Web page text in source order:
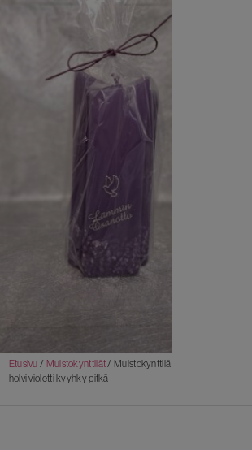
Etusivu / Muistokynttilät/ Muistokynttilä
holvi violetti kyyhky pitkä